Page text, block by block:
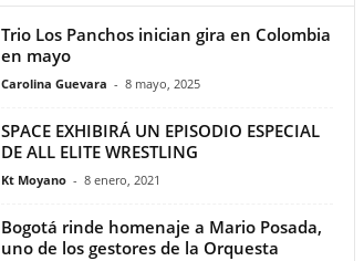
Trio Los Panchos inician gira en Colombia
en mayo
Carolina Guevara - 8 mayo, 2025
SPACE EXHIBIRÁ UN EPISODIO ESPECIAL
DE ALL ELITE WRESTLING
Kt Moyano - 8 enero, 2021
Bogotá rinde homenaje a Mario Posada,
uno de los gestores de la Orquesta